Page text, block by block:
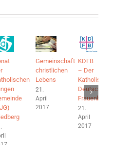
Gemeinschaft
christlichen
Lebens
21.
April
2017
KDFB
– Der
Katholische
Deutsche
Frauenbund
21.
April
2017